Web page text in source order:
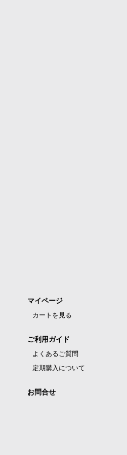
マイページ
カートを見る
ご利用ガイド
よくあるご質問
定期購入について
お問合せ